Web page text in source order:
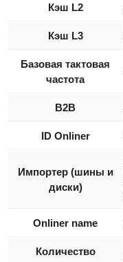
Кэш L2
Кэш L3
Базовая тактовая
частота
B2B
ID Onliner
Импортер (шины и
диски)
Onliner name
Количество